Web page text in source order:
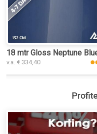
18 mtr Gloss Neptune
v.a. € 334,40